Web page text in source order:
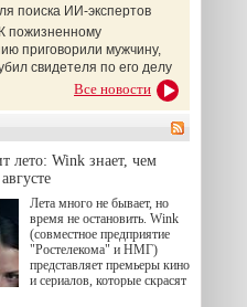
поиска ИИ-экспертов
К пожизненному
приговорили мужчину,
свидетеля по его делу
Все новости
лето: Wink знает, чем
Лета много не бывает, но
время не остановить. Wink
(совместное предприятие
"Ростелекома" и НМГ)
представляет премьеры кино
и сериалов, которые скрасят